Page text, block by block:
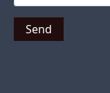
Send